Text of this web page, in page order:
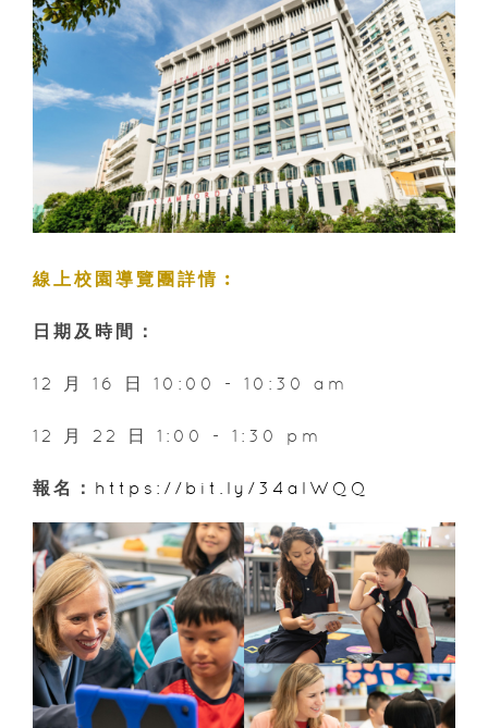
線上校園導覽團詳情︰
日期及時間：
12 月 16 日 10:00 - 10:30 am
12 月 22 日 1:00 - 1:30 pm
報名： https://bit.ly/34alWQQ